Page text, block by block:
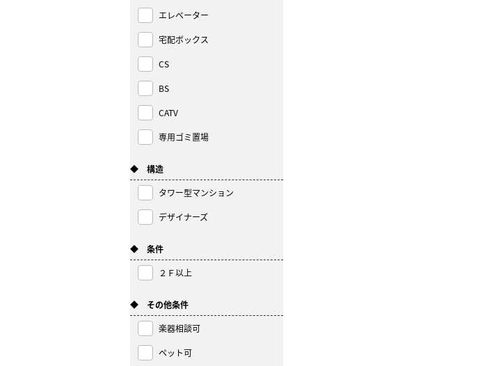
エレベーター
宅配ボックス
CS
BS
CATV
専用ゴミ置場
◆ 構造
タワー型マンション
デザイナーズ
◆ 条件
２Ｆ以上
◆ その他条件
楽器相談可
ペット可